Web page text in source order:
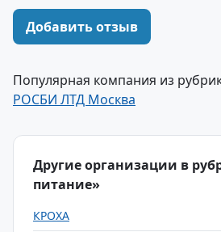
Добавить отзыв
Популярная компания из
РОСБИ ЛТД Москва
Другие организации в
питание»
КРОХА